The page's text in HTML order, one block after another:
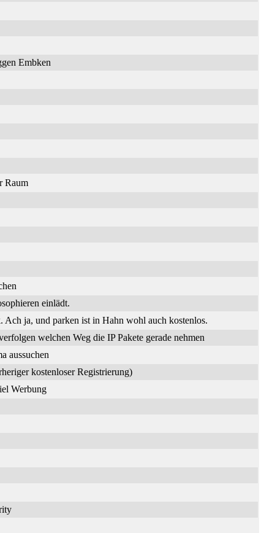
Embken
Raum
einlädt.
ja, und parken ist in Hahn wohl auch kostenlos.
welchen Weg die IP Pakete gerade nehmen
aussuchen
kostenloser Registrierung)
Werbung